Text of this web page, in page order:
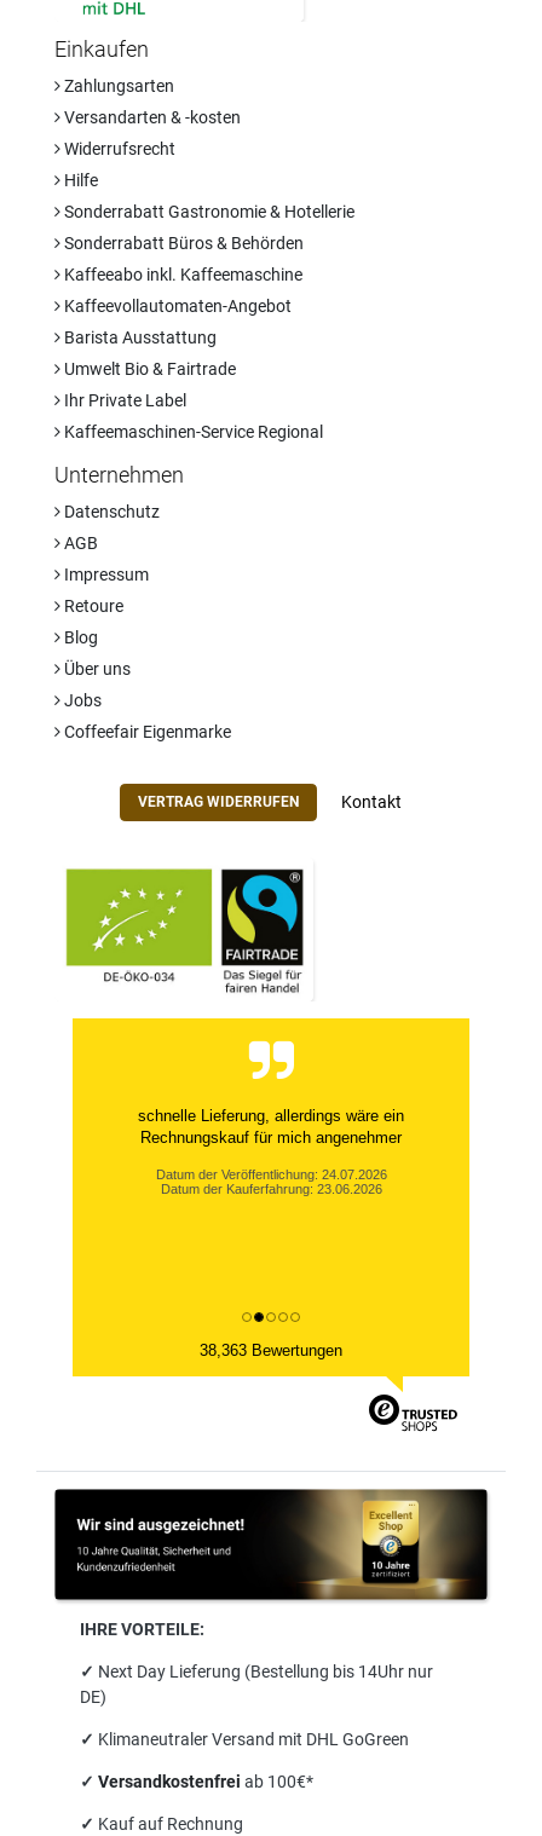
Einkaufen
Zahlungsarten
Versandarten & -kosten
Widerrufsrecht
Hilfe
Sonderrabatt Gastronomie & Hotellerie
Sonderrabatt Büros & Behörden
Kaffeeabo inkl. Kaffeemaschine
Kaffeevollautomaten-Angebot
Barista Ausstattung
Umwelt Bio & Fairtrade
Ihr Private Label
Kaffeemaschinen-Service Regional
Unternehmen
Datenschutz
AGB
Impressum
Retoure
Blog
Über uns
Jobs
Coffeefair Eigenmarke
VERTRAG WIDERRUFEN Kontakt
schnelle Lieferung, allerdings wäre ein
Rechnungskauf für mich angenehmer
Datum der Veröffentlichung: 24.07.2026
Datum der Kauferfahrung: 23.06.2026
38,363 Bewertungen
IHRE VORTEILE:
✓ Next Day Lieferung (Bestellung bis 14Uhr nur
DE)
✓ Klimaneutraler Versand mit DHL GoGreen
✓ Versandkostenfrei ab 100€*
✓ Kauf auf Rechnung